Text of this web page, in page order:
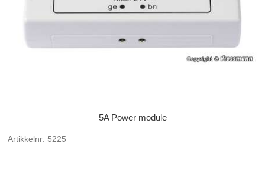
5A Power module
Artikkelnr: 5225